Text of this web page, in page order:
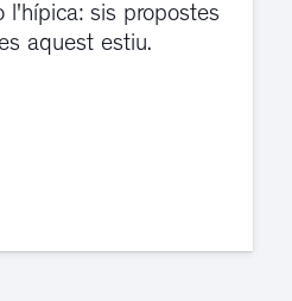
i el jutjat de
s'han traslladat a